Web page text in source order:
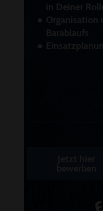
in Deiner
Organisation
Barablaufs